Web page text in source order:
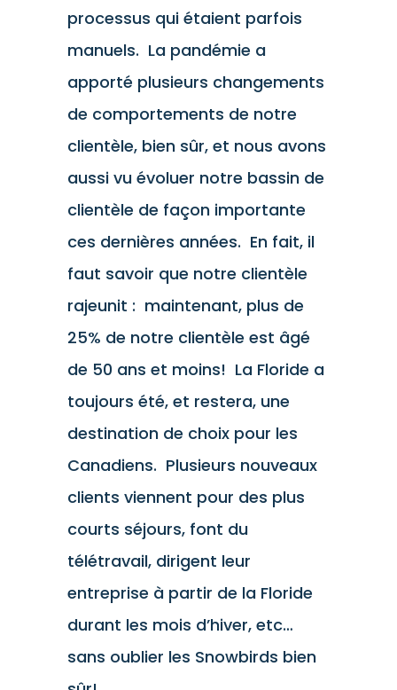
processus qui étaient parfois
manuels. La pandémie a
apporté plusieurs changements
de comportements de notre
clientèle, bien sûr, et nous avons
aussi vu évoluer notre bassin de
clientèle de façon importante
ces dernières années. En fait, il
faut savoir que notre clientèle
rajeunit : maintenant, plus de
25% de notre clientèle est âgé
de 50 ans et moins! La Floride a
toujours été, et restera, une
destination de choix pour les
Canadiens. Plusieurs nouveaux
clients viennent pour des plus
courts séjours, font du
télétravail, dirigent leur
entreprise à partir de la Floride
durant les mois d’hiver, etc…
sans oublier les Snowbirds bien